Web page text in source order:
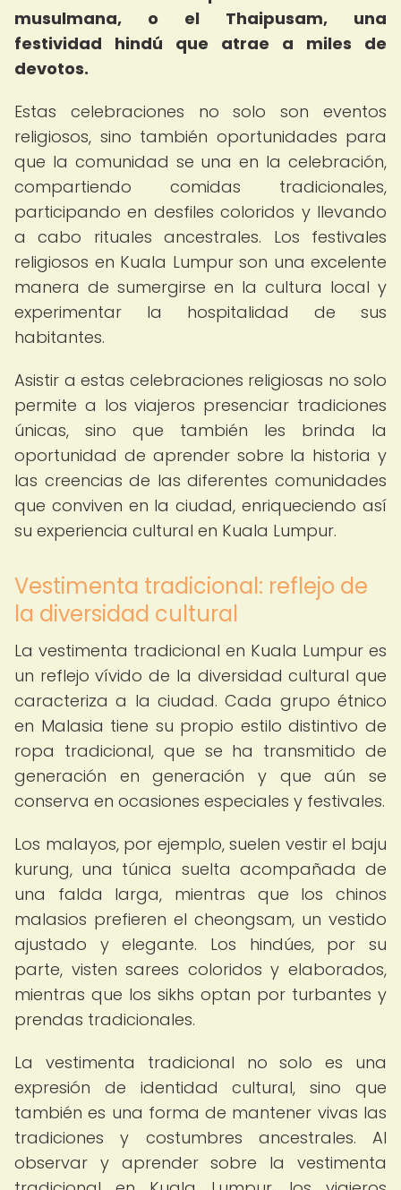
musulmana, o el Thaipusam, una
festividad hindú que atrae a miles de
devotos.
Estas celebraciones no solo son eventos
religiosos, sino también oportunidades para
que la comunidad se una en la celebración,
compartiendo comidas tradicionales,
participando en desfiles coloridos y llevando
a cabo rituales ancestrales. Los festivales
religiosos en Kuala Lumpur son una excelente
manera de sumergirse en la cultura local y
experimentar la hospitalidad de sus
habitantes.
Asistir a estas celebraciones religiosas no solo
permite a los viajeros presenciar tradiciones
únicas, sino que también les brinda la
oportunidad de aprender sobre la historia y
las creencias de las diferentes comunidades
que conviven en la ciudad, enriqueciendo así
su experiencia cultural en Kuala Lumpur.
Vestimenta tradicional: reflejo de
la diversidad cultural
La vestimenta tradicional en Kuala Lumpur es
un reflejo vívido de la diversidad cultural que
caracteriza a la ciudad. Cada grupo étnico
en Malasia tiene su propio estilo distintivo de
ropa tradicional, que se ha transmitido de
generación en generación y que aún se
conserva en ocasiones especiales y festivales.
Los malayos, por ejemplo, suelen vestir el baju
kurung, una túnica suelta acompañada de
una falda larga, mientras que los chinos
malasios prefieren el cheongsam, un vestido
ajustado y elegante. Los hindúes, por su
parte, visten sarees coloridos y elaborados,
mientras que los sikhs optan por turbantes y
prendas tradicionales.
La vestimenta tradicional no solo es una
expresión de identidad cultural, sino que
también es una forma de mantener vivas las
tradiciones y costumbres ancestrales. Al
observar y aprender sobre la vestimenta